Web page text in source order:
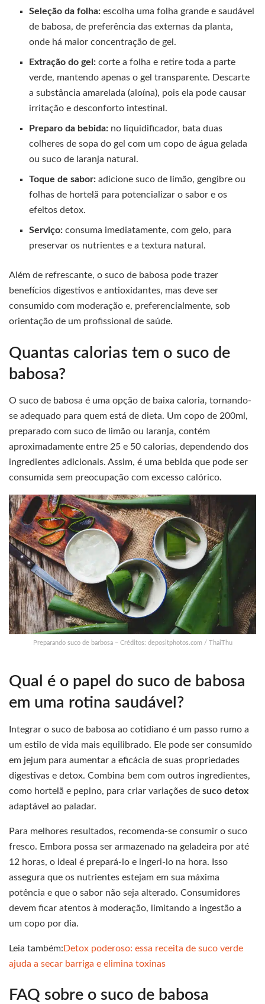
Seleção da folha: escolha uma folha grande e saudável
de babosa, de preferência das externas da planta,
onde há maior concentração de gel.
Extração do gel: corte a folha e retire toda a parte
verde, mantendo apenas o gel transparente. Descarte
a substância amarelada (aloína), pois ela pode causar
irritação e desconforto intestinal.
Preparo da bebida: no liquidificador, bata duas
colheres de sopa do gel com um copo de água gelada
ou suco de laranja natural.
Toque de sabor: adicione suco de limão, gengibre ou
folhas de hortelã para potencializar o sabor e os
efeitos detox.
Serviço: consuma imediatamente, com gelo, para
preservar os nutrientes e a textura natural.
Além de refrescante, o suco de babosa pode trazer
benefícios digestivos e antioxidantes, mas deve ser
consumido com moderação e, preferencialmente, sob
orientação de um profissional de saúde.
Quantas calorias tem o suco de
babosa?
O suco de babosa é uma opção de baixa caloria, tornando-
se adequado para quem está de dieta. Um copo de 200ml,
preparado com suco de limão ou laranja, contém
aproximadamente entre 25 e 50 calorias, dependendo dos
ingredientes adicionais. Assim, é uma bebida que pode ser
consumida sem preocupação com excesso calórico.
Preparando suco de barbosa – Créditos: depositphotos.com / ThaiThu
Qual é o papel do suco de babosa
em uma rotina saudável?
Integrar o suco de babosa ao cotidiano é um passo rumo a
um estilo de vida mais equilibrado. Ele pode ser consumido
em jejum para aumentar a eficácia de suas propriedades
digestivas e detox. Combina bem com outros ingredientes,
como hortelã e pepino, para criar variações de suco detox
adaptável ao paladar.
Para melhores resultados, recomenda-se consumir o suco
fresco. Embora possa ser armazenado na geladeira por até
12 horas, o ideal é prepará-lo e ingeri-lo na hora. Isso
assegura que os nutrientes estejam em sua máxima
potência e que o sabor não seja alterado. Consumidores
devem ficar atentos à moderação, limitando a ingestão a
um copo por dia.
Leia também: Detox poderoso: essa receita de suco verde
ajuda a secar barriga e elimina toxinas
FAQ sobre o suco de babosa